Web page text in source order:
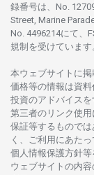
録番号は、No.
Street, Marine
No. 4496214にて、
規制を受けています
本ウェブサイトに掲
価格等の情報は資
投資のアドバイスを
第三者の リンク使用
保証等するものでは
く、
ご利用に あたっ
個人情報保護方針等
ウェブサイトの内容